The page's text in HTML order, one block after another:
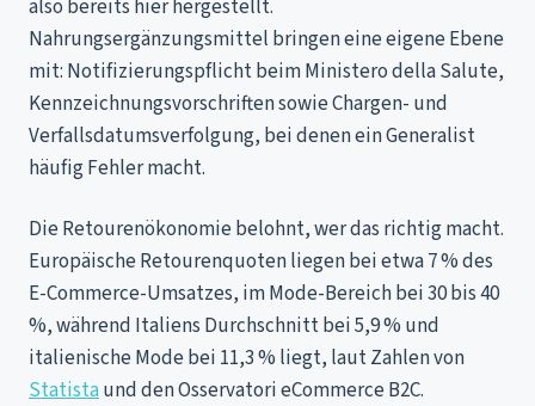
also bereits hier hergestellt.
Nahrungsergänzungsmittel bringen eine eigene Ebene
mit: Notifizierungspflicht beim Ministero della Salute,
Kennzeichnungsvorschriften sowie Chargen- und
Verfallsdatumsverfolgung, bei denen ein Generalist
häufig Fehler macht.
Die Retourenökonomie belohnt, wer das richtig macht.
Europäische Retourenquoten liegen bei etwa 7 % des
E-Commerce-Umsatzes, im Mode-Bereich bei 30 bis 40
%, während Italiens Durchschnitt bei 5,9 % und
italienische Mode bei 11,3 % liegt, laut Zahlen von
Statistaund den Osservatori eCommerce B2C.